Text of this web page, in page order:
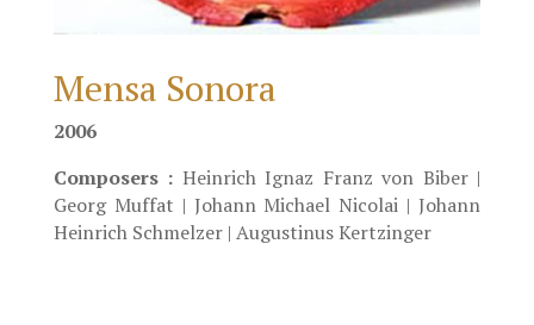
Mensa Sonora
2006
Composers : Heinrich Ignaz Franz von Biber |
Georg Muffat | Johann Michael Nicolai | Johann
Heinrich Schmelzer | Augustinus Kertzinger